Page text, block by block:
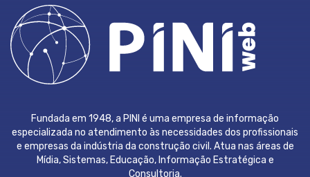
Fundada em 1948, a PINI é uma empresa de informação
especializada no atendimento às necessidades dos profissionais
e empresas da indústria da construção civil. Atua nas áreas de
Mídia, Sistemas, Educação, Informação Estratégica e
Consultoria.